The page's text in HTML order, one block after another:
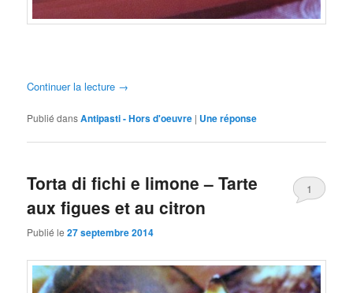
Continuer la lecture →
Publié dansAntipasti - Hors d'oeuvre | Uneréponse
Torta di fichi e limone – Tarte
aux figues et au citron
Publié le27 septembre 2014
1